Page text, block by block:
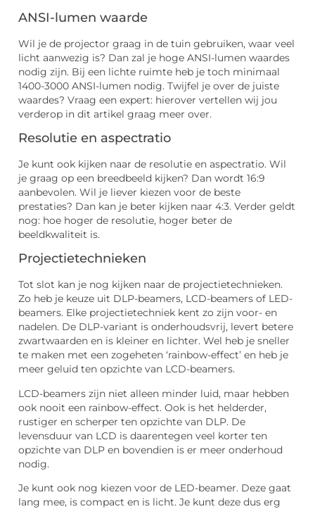
ANSI-lumen waarde
Wil je de projector graag in de tuin gebruiken, waar veel
licht aanwezig is? Dan zal je hoge ANSI-lumen waardes
nodig zijn. Bij een lichte ruimte heb je toch minimaal
1400-3000 ANSI-lumen nodig. Twijfel je over de juiste
waardes? Vraag een expert: hierover vertellen wij jou
verderop in dit artikel graag meer over.
Resolutie en aspectratio
Je kunt ook kijken naar de resolutie en aspectratio. Wil
je graag op een breedbeeld kijken? Dan wordt 16:9
aanbevolen. Wil je liever kiezen voor de beste
prestaties? Dan kan je beter kijken naar 4:3. Verder geldt
nog: hoe hoger de resolutie, hoger beter de
beeldkwaliteit is.
Projectietechnieken
Tot slot kan je nog kijken naar de projectietechnieken.
Zo heb je keuze uit DLP-beamers, LCD-beamers of LED-
beamers. Elke projectietechniek kent zo zijn voor- en
nadelen. De DLP-variant is onderhoudsvrij, levert betere
zwartwaarden en is kleiner en lichter. Wel heb je sneller
te maken met een zogeheten ‘rainbow-effect’ en heb je
meer geluid ten opzichte van LCD-beamers.
LCD-beamers zijn niet alleen minder luid, maar hebben
ook nooit een rainbow-effect. Ook is het helderder,
rustiger en scherper ten opzichte van DLP. De
levensduur van LCD is daarentegen veel korter ten
opzichte van DLP en bovendien is er meer onderhoud
nodig.
Je kunt ook nog kiezen voor de LED-beamer. Deze gaat
lang mee, is compact en is licht. Je kunt deze dus erg